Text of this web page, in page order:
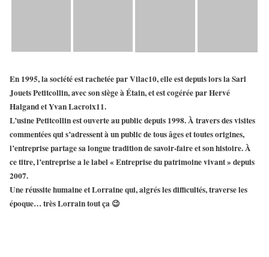
En 1995, la société est rachetée par Vilac10, elle est depuis lors laSarl
Jouets Petitcollin, avec son siège àÉtain, et est cogérée par Hervé
Halgand et Yvan Lacroix11.
L’usinePetitcollinest ouverte au public depuis 1998. À travers des visites
commentées qui s’adressent à un public de tous âges et toutes origines,
l’entreprise partage sa longue tradition de savoir-faire et son histoire. À
ce titre, l’entreprise a le label « Entreprise du patrimoine vivant » depuis
2007.
Une réussite humaine et Lorraine qui, algrés les difficultés, traverse les
époque… très Lorrain tout ça 😉